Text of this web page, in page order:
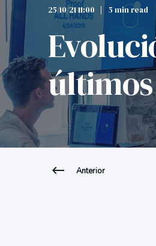
25/10/21 11:00 5 min read
Anterior